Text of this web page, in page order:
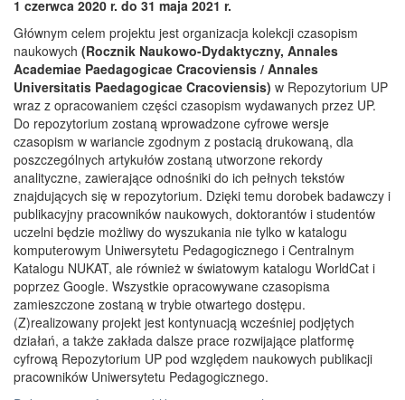
1 czerwca 2020 r. do 31 maja 2021 r.
Głównym celem projektu jest organizacja kolekcji czasopism
naukowych (Rocznik Naukowo-Dydaktyczny, Annales
Academiae Paedagogicae Cracoviensis / Annales
Universitatis Paedagogicae Cracoviensis) w Repozytorium UP
wraz z opracowaniem części czasopism wydawanych przez UP.
Do repozytorium zostaną wprowadzone cyfrowe wersje
czasopism w wariancie zgodnym z postacią drukowaną, dla
poszczególnych artykułów zostaną utworzone rekordy
analityczne, zawierające odnośniki do ich pełnych tekstów
znajdujących się w repozytorium. Dzięki temu dorobek badawczy i
publikacyjny pracowników naukowych, doktorantów i studentów
uczelni będzie możliwy do wyszukania nie tylko w katalogu
komputerowym Uniwersytetu Pedagogicznego i Centralnym
Katalogu NUKAT, ale również w światowym katalogu WorldCat i
poprzez Google. Wszystkie opracowywane czasopisma
zamieszczone zostaną w trybie otwartego dostępu.
(Z)realizowany projekt jest kontynuacją wcześniej podjętych
działań, a także zakłada dalsze prace rozwijające platformę
cyfrową Repozytorium UP pod względem naukowych publikacji
pracowników Uniwersytetu Pedagogicznego.